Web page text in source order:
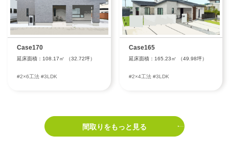
Case170
延床面積：108.17㎡ （32.72坪）
#2×6工法 #3LDK
Case165
延床面積：165.23㎡ （49.98坪）
#2×4工法 #3LDK
間取りをもっと見る